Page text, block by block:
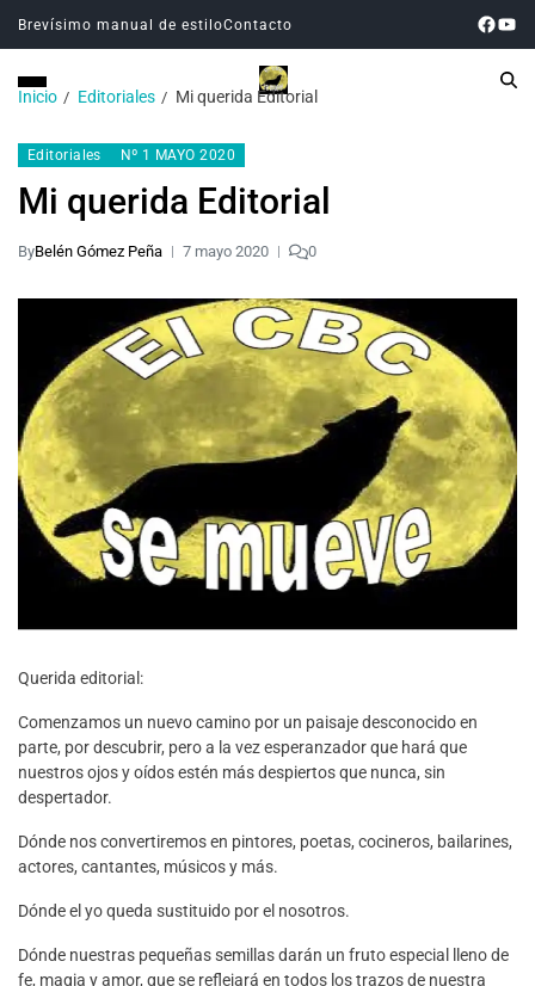
Brevísimo manual de estiloContacto
Inicio Editoriales Mi querida Editorial
Editoriales Nº 1 MAYO 2020
Mi querida Editorial
ByBelén Gómez Peña 7 mayo 2020 0
Querida editorial:
Comenzamos un nuevo camino por un paisaje desconocido en
parte, por descubrir, pero a la vez esperanzador que hará que
nuestros ojos y oídos estén más despiertos que nunca, sin
despertador.
Dónde nos convertiremos en pintores, poetas, cocineros, bailarines,
actores, cantantes, músicos y más.
Dónde el yo queda sustituido por el nosotros.
Dónde nuestras pequeñas semillas darán un fruto especial lleno de
fe, magia y amor, que se reflejará en todos los trazos de nuestra